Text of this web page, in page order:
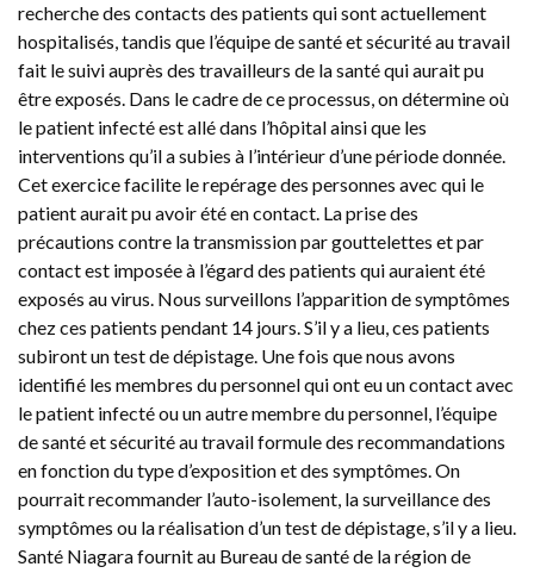
recherche des contacts des patients qui sont actuellement
hospitalisés, tandis que l’équipe de santé et sécurité au travail
fait le suivi auprès des travailleurs de la santé qui aurait pu
être exposés. Dans le cadre de ce processus, on détermine où
le patient infecté est allé dans l’hôpital ainsi que les
interventions qu’il a subies à l’intérieur d’une période donnée.
Cet exercice facilite le repérage des personnes avec qui le
patient aurait pu avoir été en contact. La prise des
précautions contre la transmission par gouttelettes et par
contact est imposée à l’égard des patients qui auraient été
exposés au virus. Nous surveillons l’apparition de symptômes
chez ces patients pendant 14 jours. S’il y a lieu, ces patients
subiront un test de dépistage. Une fois que nous avons
identifié les membres du personnel qui ont eu un contact avec
le patient infecté ou un autre membre du personnel, l’équipe
de santé et sécurité au travail formule des recommandations
en fonction du type d’exposition et des symptômes. On
pourrait recommander l’auto-isolement, la surveillance des
symptômes ou la réalisation d’un test de dépistage, s’il y a lieu.
Santé Niagara fournit au Bureau de santé de la région de